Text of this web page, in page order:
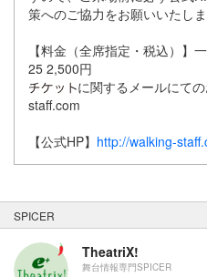
策へのご協力をお願いいたしま
【料金（全席指定・税込）】
25 2,500円
に関するメールにて
staff.com
【公式HP】 http://walking-
SPICER
TheatriX!
舞台情報専門SPICER